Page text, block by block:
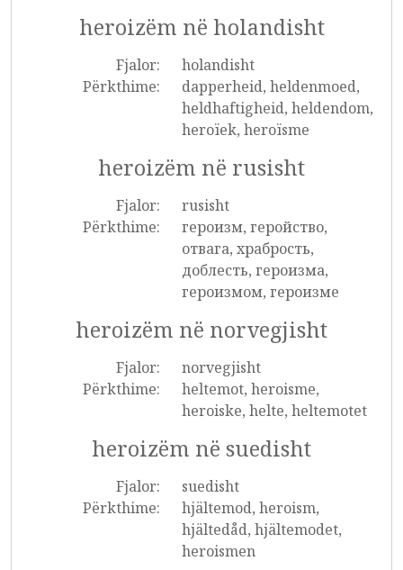
heroizëm në holandisht
Fjalor:
holandisht
Përkthime:
dapperheid, heldenmoed,
heldhaftigheid, heldendom,
heroïek, heroïsme
heroizëm në rusisht
Fjalor:
rusisht
Përkthime:
героизм, геройство,
отвага, храбрость,
доблесть, героизма,
героизмом, героизме
heroizëm në norvegjisht
Fjalor:
norvegjisht
Përkthime:
heltemot, heroisme,
heroiske, helte, heltemotet
heroizëm në suedisht
Fjalor:
suedisht
Përkthime:
hjältemod, heroism,
hjältedåd, hjältemodet,
heroismen